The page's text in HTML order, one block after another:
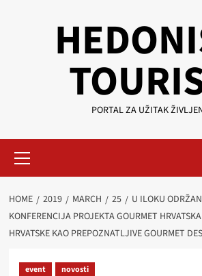
PORTAL ZA UŽITAK
Menu
HOME 2019 MARCH 25
U ILOKU
KONFERENCIJA PROJEKTA GOURMET
HRVATSKE KAO PREPOZNATLJIVE GOURMET
event novosti